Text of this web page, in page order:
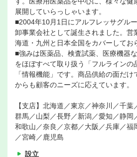
展開していらっしゃいます。
■2004年10月1日にアルフレッサグル
卸事業会社として誕生されました。営
海道・九州と日本全国をカバーしてお
■強みは医薬品、検査試薬、医療機器
をほぼすべて取り扱う「フルラインの
「情報機能」です。商品供給の面だ
からも顧客のニーズに応えています。
【支店】北海道／東京／神奈川／千
群馬／山梨／長野／新潟／愛知／静岡
和歌山／奈良／京都／大阪／兵庫／福
／宮崎／鹿児島
設立